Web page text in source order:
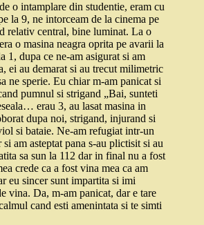
o intamplare din studentie, eram cu
la 9, ne intorceam de la cinema pe
relativ central, bine luminat. La o
o masina neagra oprita pe avarii la
1, dupa ce ne-am asigurat si am
ei au demarat si au trecut milimetric
ne sperie. Eu chiar m-am panicat si
pumnul si strigand „Bai, sunteti
erau 3, au lasat masina in
dupa noi, strigand, injurand si
si bataie. Ne-am refugiat intr-un
am asteptat pana s-au plictisit si au
sa sun la 112 dar in final nu a fost
crede ca a fost vina mea ca am
eu sincer sunt impartita si imi
vina. Da, m-am panicat, dar e tare
cand esti amenintata si te simti